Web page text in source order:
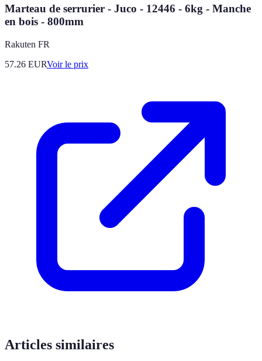
Marteau de serrurier - Juco - 12446 - 6kg - Manche
en bois - 800mm
Rakuten FR
57.26 EURVoir le prix
Articles similaires